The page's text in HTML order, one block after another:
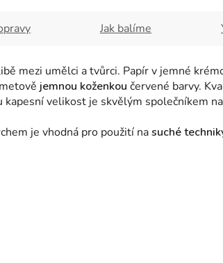
Jak balíme
mezi umělci a tvůrci. Papír v jemné
jemnou koženkou červené barvy.
velikost je skvělým společníkem
je vhodná pro použití nasuché